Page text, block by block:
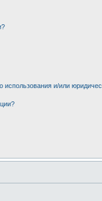
использования и/или